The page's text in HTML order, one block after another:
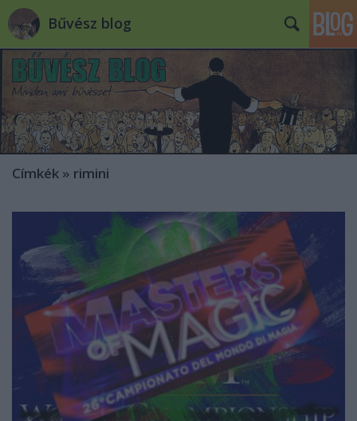
Bűvész blog
Címkék » rimini